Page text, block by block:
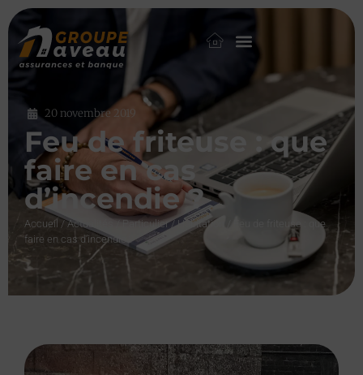
20 novembre 2019
Feu de friteuse : que
faire en cas
d’incendie ?
Accueil /Actualités Particulier/Habitation
Feu de friteuse : que
faire en cas d’incendie ?